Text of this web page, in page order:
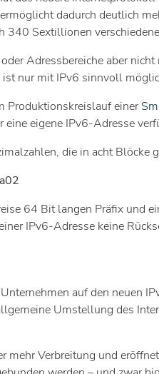
dadurch deutlich
340 Sextillionen
Adressbereiche aber
ist nur mit IPv6 sinnvoll
Produktionskreislauf einer
eigene IPv6-Adresse
die in acht
64 Bit langen Präfix und
IPv6-Adresse keine
auf den neuen
Umstellung des
mehr Verbreitung und